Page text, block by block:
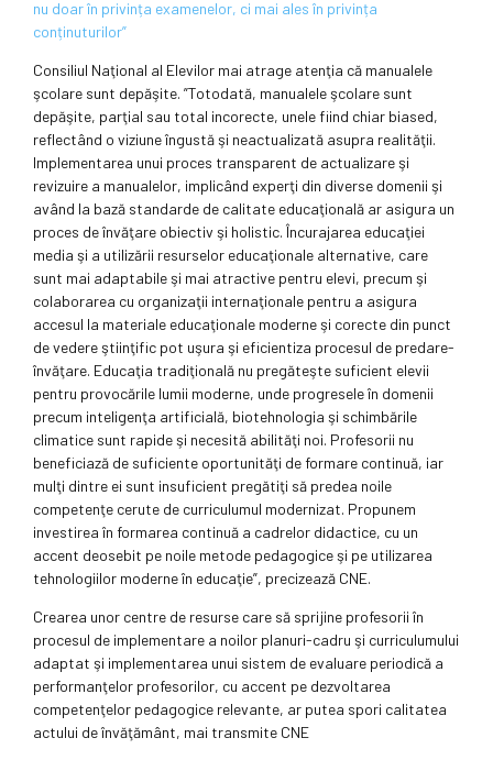
nu doar în privința examenelor, ci mai ales în privința
conținuturilor”
Consiliul Naţional al Elevilor mai atrage atenţia că manualele
şcolare sunt depăşite. ”Totodată, manualele şcolare sunt
depăşite, parţial sau total incorecte, unele fiind chiar biased,
reflectând o viziune îngustă şi neactualizată asupra realităţii.
Implementarea unui proces transparent de actualizare şi
revizuire a manualelor, implicând experţi din diverse domenii şi
având la bază standarde de calitate educaţională ar asigura un
proces de învăţare obiectiv şi holistic. Încurajarea educaţiei
media şi a utilizării resurselor educaţionale alternative, care
sunt mai adaptabile şi mai atractive pentru elevi, precum şi
colaborarea cu organizaţii internaţionale pentru a asigura
accesul la materiale educaţionale moderne şi corecte din punct
de vedere ştiinţific pot uşura şi eficientiza procesul de predare-
învăţare. Educaţia tradiţională nu pregăteşte suficient elevii
pentru provocările lumii moderne, unde progresele în domenii
precum inteligenţa artificială, biotehnologia şi schimbările
climatice sunt rapide şi necesită abilităţi noi. Profesorii nu
beneficiază de suficiente oportunităţi de formare continuă, iar
mulţi dintre ei sunt insuficient pregătiţi să predea noile
competenţe cerute de curriculumul modernizat. Propunem
investirea în formarea continuă a cadrelor didactice, cu un
accent deosebit pe noile metode pedagogice şi pe utilizarea
tehnologiilor moderne în educaţie”, precizează CNE.
Crearea unor centre de resurse care să sprijine profesorii în
procesul de implementare a noilor planuri-cadru şi curriculumului
adaptat şi implementarea unui sistem de evaluare periodică a
performanţelor profesorilor, cu accent pe dezvoltarea
competenţelor pedagogice relevante, ar putea spori calitatea
actului de învăţământ, mai transmite CNE